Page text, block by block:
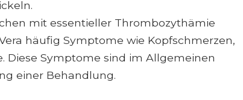
mit essentieller Thrombozythämie
häufig Symptome wie Kopfschmerzen,
Diese Symptome sind im Allgemeinen
einer Behandlung.